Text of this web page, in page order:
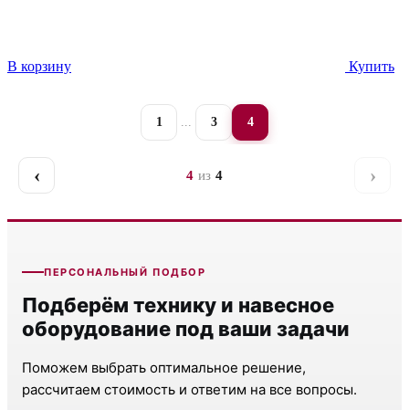
В корзину Купить
‹Назад
1 3 4
4 из 4 ›
ПЕРСОНАЛЬНЫЙ ПОДБОР
Подберём технику и навесное
оборудование под ваши задачи
Поможем выбрать оптимальное решение,
рассчитаем стоимость и ответим на все вопросы.